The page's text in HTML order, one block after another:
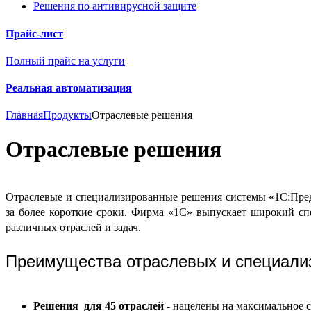
Решения по антивирусной защите
Прайс-лист
Полный прайс на услуги
Реальная автоматизация
ГлавнаяПродуктыОтраслевые решения
Отраслевые решения
Отраслевые и специализированные решения системы
за более короткие сроки. Фирма «1С» выпускает широкий
различных отраслей и задач.
Преимущества отраслевых и
Решения для 45 отраслей - нацелены на максимальное